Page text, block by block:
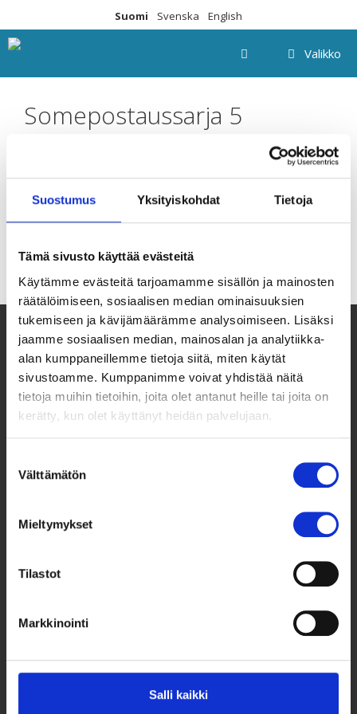
Suostumus Yksityiskohdat Tietoja
Tämä sivusto käyttää evästeitä
Käytämme evästeitä tarjoamamme sisällön ja mainosten
räätälöimiseen, sosiaalisen median ominaisuuksien
tukemiseen ja kävijämäärämme analysoimiseen. Lisäksi
jaamme sosiaalisen median, mainosalan ja analytiikka-
alan kumppaneillemme tietoja siitä, miten käytät
sivustoamme. Kumppanimme voivat yhdistää näitä
tietoja muihin tietoihin, joita olet antanut heille tai joita on
kerätty, kun olet käyttänyt heidän palvelujaan.
valinta
Välttämätön
Mieltymykset
Tilastot
Markkinointi
Salli kaikki
sisältöön
Suomi Svenska English
Valikko
Somepostaussarja 5
Taksvärkki ry
Globaalikeskus
050 341 5507
Uutiskirje